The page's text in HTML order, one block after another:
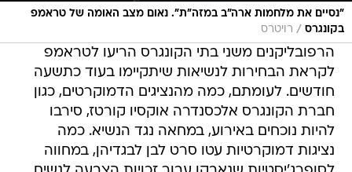
"נסיים את מלחמות ארה"ב במזה"ת". נאום מצב האומה של טראמפ
בקונגרס / רויטרס
הרפובליקנים משני בתי הקונגרס הריעו לטראמפ
לקראת הבחירות לנשיאות שיתקיימו בעוד כתשעה
חודשים. לעומתם, כמה מהנציגים הדמוקרטים, כגון
חברת הקונגרס אלכסנדרה אוקסיו קורטז, סירבו
להיות נוכחים באירוע, במחאה נגד הנשיא. כמה
נציגות דמוקרטיות עטו סרט לבן לבגדיהן, במחווה